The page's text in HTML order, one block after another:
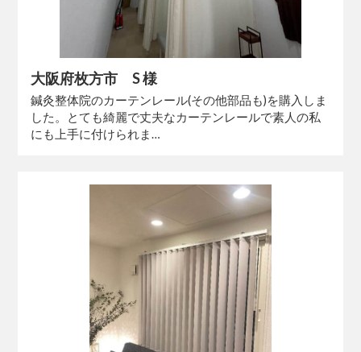
大阪府枚方市 S 様
鍼灸整体院のカーテンレール(その他部品も)を購入しま
した。とても綺麗で丈夫なカーテンレールで素人の私
にも上手に付けられま…